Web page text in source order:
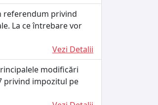
referendum privind
La ce întrebare vor
Vezi Detalii
modificări
privind impozitul pe